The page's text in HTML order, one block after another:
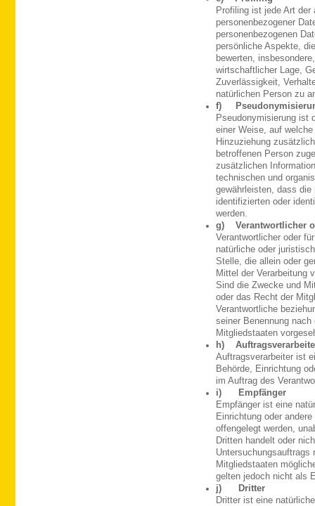
Profiling ist jede Art der
personenbezogener
personenbezogenen
persönliche Aspekte,
bewerten,
wirtschaftlicher Lage,
Zuverlässigkeit,
natürlichen Person zu
f)
Pseudonymisierung ist
einer Weise, auf
Hinzuziehung
betroffenen Person
zusätzlichen
technischen und
gewährleisten, dass die
identifizierten oder
werden.
g) Verantwortlicher
Verantwortlicher oder
natürliche oder
Stelle, die allein oder
Mittel der Verarbeitung
Sind die Zwecke und
oder das Recht der
Verantwortliche
seiner Benennung
Mitgliedstaaten
h)
Auftragsverarbeiter ist
Behörde, Einrichtung
im Auftrag des
i) Empfänger
Empfänger ist eine
Einrichtung oder
offengelegt werden,
Dritten handelt oder
Untersuchungsauftrags
Mitgliedstaaten
gelten jedoch nicht als
j) Dritter
Dritter ist eine